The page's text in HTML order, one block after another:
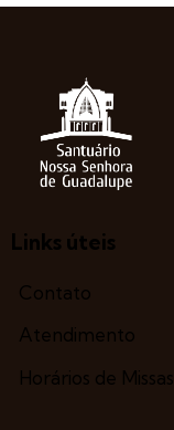
Links úteis
Contato
Atendimento
Horários de Missas